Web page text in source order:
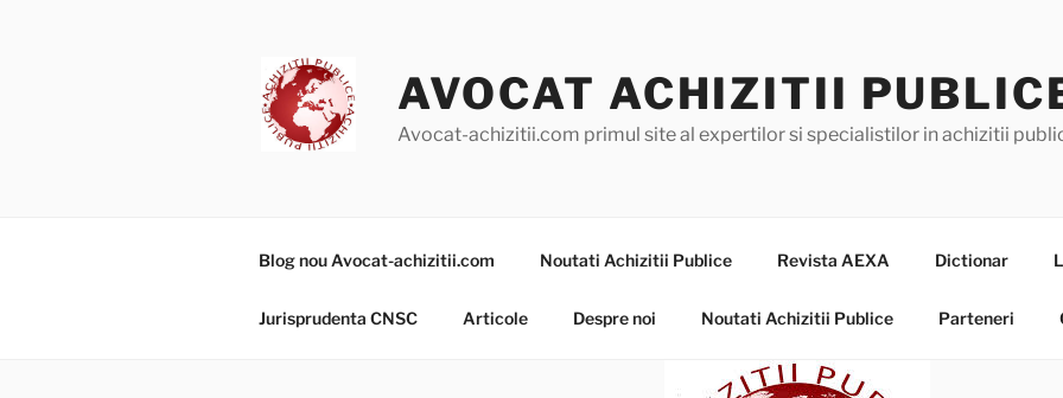
AVOCAT ACHIZITII
Avocat-achizitii.com primul site al expertilor si specialistilor in achizitii
Blog nou Avocat-achizitii.com Noutati Achizitii Publice Revista AEXA Dictionar
Jurisprudenta CNSC Articole Despre noi Noutati Achizitii Publice Parteneri